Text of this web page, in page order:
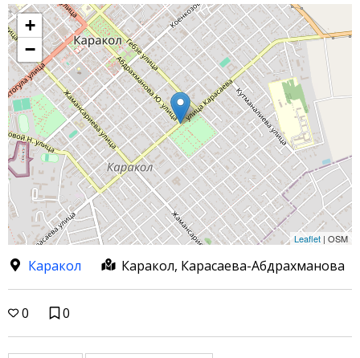
+
−
Leaflet | OSM
Каракол Каракол, Карасаева-Абдрахманова
0 0